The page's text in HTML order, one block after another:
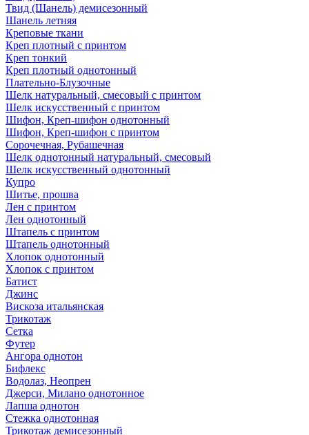
Твид (Шанель) демисезонный
Шанель летняя
Креповые ткани
Креп плотный с принтом
Креп тонкий
Креп плотный однотонный
Плательно-Блузочные
Шелк натуральный, смесовый с принтом
Шелк искусственный с принтом
Шифон, Креп-шифон однотонный
Шифон, Креп-шифон с принтом
Сорочечная, Рубашечная
Шелк однотонный натуральный, смесовый
Шелк искусственный однотонный
Купро
Шитье, прошва
Лен с принтом
Лен однотонный
Штапель с принтом
Штапель однотонный
Хлопок однотонный
Хлопок с принтом
Батист
Джинс
Вискоза итальянская
Трикотаж
Сетка
Футер
Ангора однотон
Бифлекс
Водолаз, Неопрен
Джерси, Милано однотонное
Лапша однотон
Стежка однотонная
Трикотаж демисезонный